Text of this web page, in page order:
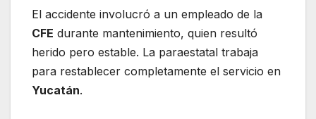
El accidente involucró a un empleado de la
CFE durante mantenimiento, quien resultó
herido pero estable. La paraestatal trabaja
para restablecer completamente el servicio en
Yucatán.